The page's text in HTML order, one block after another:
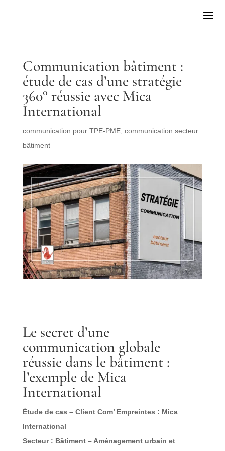
Communication bâtiment :
étude de cas d’une stratégie
360° réussie avec Mica
International
communication pour TPE-PME, communication secteur
bâtiment
Le secret d’une
communication globale
réussie dans le bâtiment :
l’exemple de Mica
International
Étude de cas – Client Com’ Empreintes : Mica
International
Secteur : Bâtiment – Aménagement urbain et